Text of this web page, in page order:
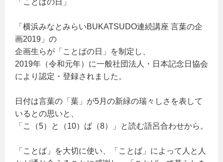
「ことばの日」
「横浜みなとみらいBUKATSUDO連続講座 言葉の企
画2019」の
企画生らが「ことばの日」を制定し、
2019年（令和元年）に一般社団法人・日本記念日協会
により認定・登録されました。
日付は言葉の「葉」が5月の新緑の瑞々しさを表して
いるとの思いと、
「こ（5）と（10）ば（8）」と読む語呂合わせから。
「ことば」を大切に使い、「ことば」によって人と人